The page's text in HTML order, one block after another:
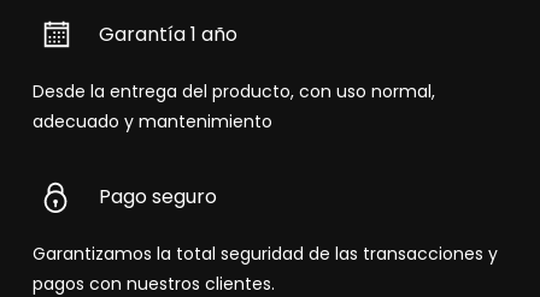
Garantía 1 año
Desde la entrega del producto, con uso normal,
adecuado y mantenimiento
Pago seguro
Garantizamos la total seguridad de las transacciones y
pagos con nuestros clientes.